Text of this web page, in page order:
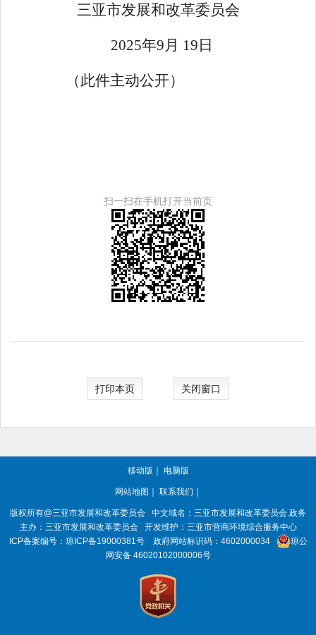
三亚市发展和改革委员会
2025年9 月 19 日
（此件主动公开）
扫一扫在手机打开当前页
打印本页 关闭窗口
移动版 ｜ 电脑版
网站地图 ｜ 联系我们 ｜
版权所有@三亚市发展和改革委员会
中文域名：三亚市发展和改革委员会.政务
主办：三亚市发展和改革委员会
开发维护：三亚市营商环境综合服务中心
ICP备案编号： 琼ICP备19000381号 政府网站标识码： 4602000034
琼公
网安备 46020102000006号